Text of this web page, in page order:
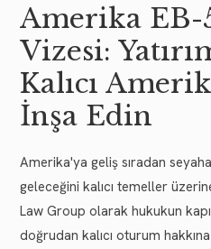
Amerika EB-5
Vizesi:
Kalıcı
İnşa Edin
Amerika'ya geliş sıradan
geleceğini kalıcı temeller
Law Group olarak hukukun
doğrudan kalıcı oturum